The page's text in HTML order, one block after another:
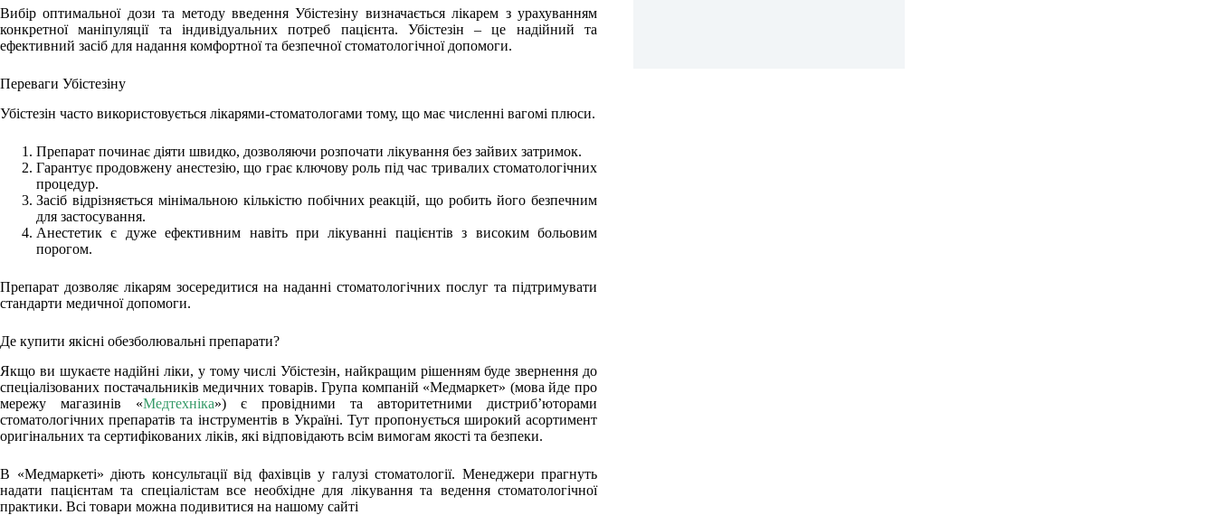
Вибір оптимальної дози та методу введення Убістезіну визначається лікарем з урахуванням
конкретної маніпуляції та індивідуальних потреб пацієнта. Убістезін – це надійний та
ефективний засіб для надання комфортної та безпечної стоматологічної допомоги.
Переваги Убістезіну
Убістезін часто використовується лікарями-стоматологами тому, що має численні вагомі плюси.
Препарат починає діяти швидко, дозволяючи розпочати лікування без зайвих затримок.
Гарантує продовжену анестезію, що грає ключову роль під час тривалих стоматологічних
процедур.
Засіб відрізняється мінімальною кількістю побічних реакцій, що робить його безпечним
для застосування.
Анестетик є дуже ефективним навіть при лікуванні пацієнтів з високим больовим
порогом.
Препарат дозволяє лікарям зосередитися на наданні стоматологічних послуг та підтримувати
стандарти медичної допомоги.
Де купити якісні обезболювальні препарати?
Якщо ви шукаєте надійні ліки, у тому числі Убістезін, найкращим рішенням буде звернення до
спеціалізованих постачальників медичних товарів. Група компаній «Медмаркет» (мова йде про
мережу магазинів «Медтехніка») є провідними та авторитетними дистриб’юторами
стоматологічних препаратів та інструментів в Україні. Тут пропонується широкий асортимент
оригінальних та сертифікованих ліків, які відповідають всім вимогам якості та безпеки.
В «Медмаркеті» діють консультації від фахівців у галузі стоматології. Менеджери прагнуть
надати пацієнтам та спеціалістам все необхідне для лікування та ведення стоматологічної
практики. Всі товари можна подивитися на нашому сайті